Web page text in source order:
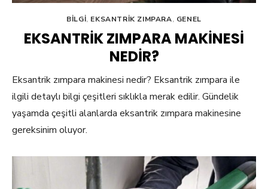
BILGI, EKSANTRIK ZIMPARA, GENEL
EKSANTRIK ZIMPARA MAKINESI
NEDIR?
Eksantrik zımpara makinesi nedir? Eksantrik zımpara ile
ilgili detaylı bilgi çeşitleri sıklıkla merak edilir. Gündelik
yaşamda çeşitli alanlarda eksantrik zımpara makinesine
gereksinim oluyor.